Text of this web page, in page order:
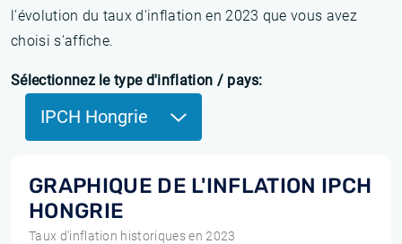
l'évolution du taux d'inflation en 2023 que vous avez
choisi s'affiche.
Sélectionnez le type d'inflation / pays:
IPCH Hongrie
GRAPHIQUE DE L'INFLATION IPCH
HONGRIE
Taux d'inflation historiques en 2023